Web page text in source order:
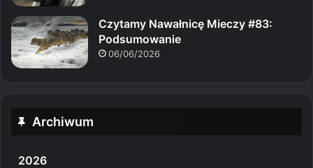
Czytamy Nawałnicę Mieczy #83:
Podsumowanie
06/06/2026
Archiwum
2026